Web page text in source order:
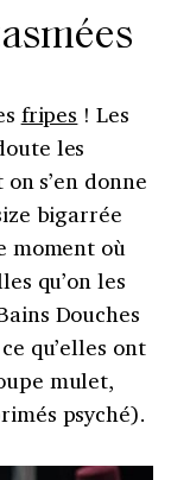
fripes ! Les
les
s’en donne
bigarrée
moment où
qu’on les
Douches
qu’elles ont
mulet,
psyché).